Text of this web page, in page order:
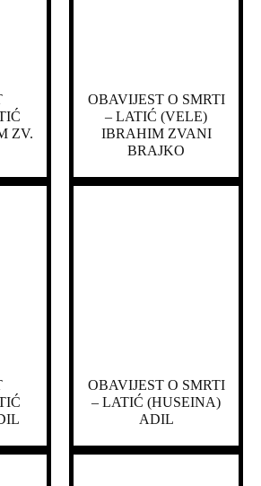
ZV.
OBAVIJEST O SMRTI
– LATIĆ (VELE)
IBRAHIM ZVANI
BRAJKO
OBAVIJEST O SMRTI
– LATIĆ (HUSEINA)
ADIL